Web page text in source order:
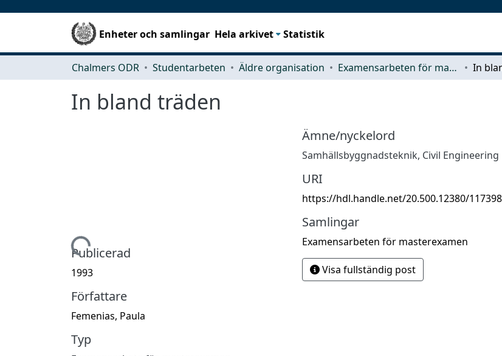
Enheter och samlingar Hela arkivet Statistik
Chalmers ODR Studentarbeten Äldre organisation Examensarbeten för masterexamen In
In bland träden
Hämtar...
Publicerad
1993
Författare
Femenias, Paula
Typ
Ämne/nyckelord
Samhällsbyggnadsteknik, Civil Engineering
URI
https://hdl.handle.net/20.500.12380/117398
Samlingar
Examensarbeten för masterexamen
Visa fullständig post